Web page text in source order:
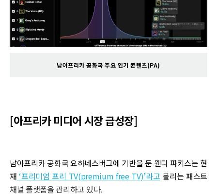
남아프리카 공화국 주요 인기 콘텐츠(PA)
[아프리카 미디어 시장 급성장]
남아프리카 공화국 요하네스버그에 기반을 둔 웬디 파키스는 현
재 ‘프리미엄 프리 TV(premium free TV)’라고 불리는 패스트
채널 플랫폼을 관리하고 있다.